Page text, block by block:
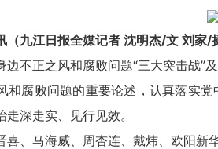
（九江日报全媒记者 沈明杰/文 刘家/
边不正之风和腐败问题“三大突击战”
和腐败问题的重要论述，认真落实
深走实、见行见效。
、马海威、周杏连、 戴炜、欧阳新